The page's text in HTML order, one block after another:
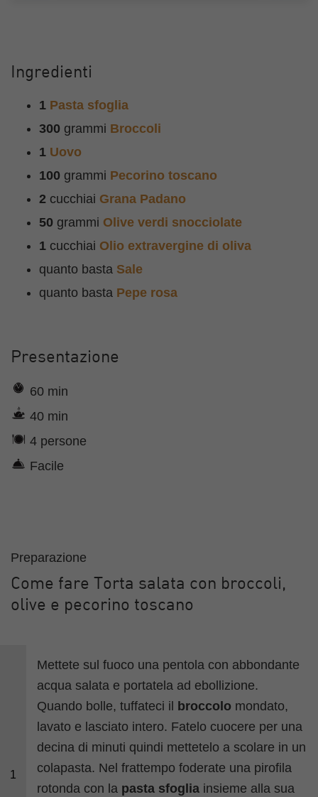
Ingredienti
1 Pasta sfoglia
300 grammi Broccoli
1 Uovo
100 grammi Pecorino toscano
2 cucchiai Grana Padano
50 grammi Olive verdi snocciolate
1 cucchiai Olio extravergine di oliva
quanto basta Sale
quanto basta Pepe rosa
Presentazione
60 min
40 min
4 persone
Facile
Preparazione
Come fare Torta salata con broccoli,
olive e pecorino toscano
1
Mettete sul fuoco una pentola con abbondante
acqua salata e portatela ad ebollizione.
Quando bolle, tuffateci il
broccolo mondato,
lavato e lasciato intero. Fatelo cuocere per una
decina di minuti quindi mettetelo a scolare in un
colapasta. Nel frattempo foderate una pirofila
rotonda con la pasta sfoglia insieme alla sua